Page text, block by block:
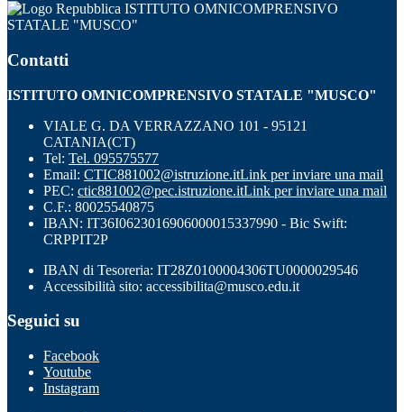
ISTITUTO OMNICOMPRENSIVO
STATALE "MUSCO"
Contatti
ISTITUTO OMNICOMPRENSIVO STATALE "MUSCO"
VIALE G. DA VERRAZZANO 101 - 95121
CATANIA(CT)
Tel: Tel. 095575577
Email: CTIC881002@istruzione.itLink per inviare una mail
PEC: ctic881002@pec.istruzione.itLink per inviare una mail
C.F.: 80025540875
IBAN: IT36I0623016906000015337990 - Bic Swift:
CRPPIT2P
IBAN di Tesoreria: IT28Z0100004306TU0000029546
Accessibilità sito: accessibilita@musco.edu.it
Seguici su
Facebook
Youtube
Instagram